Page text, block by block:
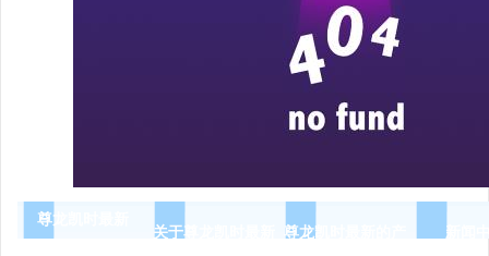
尊龙凯时最新
关于尊龙凯时最新
尊龙凯时最新的产 新闻